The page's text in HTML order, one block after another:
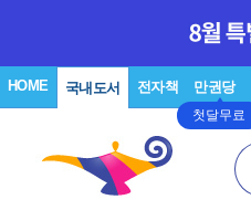
HOME 국내도서 전자책 만권당
첫달무료